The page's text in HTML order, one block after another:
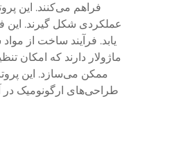
فراهم می‌کنند. این
عملکردی شکل گیرند. این
یابد. فرآیند ساخت از
ماژولار دارند که امکان
ممکن می‌سازد. این
طراحی‌های ارگونومیک